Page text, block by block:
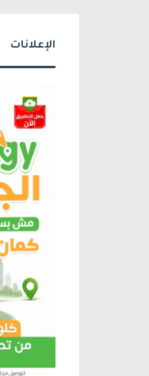
الإعلانات